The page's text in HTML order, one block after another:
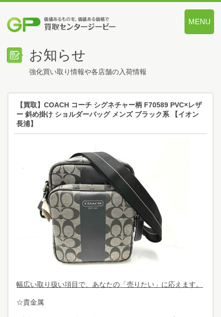
MENU
お知らせ
強化買い取り情報や各店舗の入荷情報
【買取】COACH コーチ シグネチャー柄 F70589 PVC×レザ
ー 斜め掛け ショルダーバッグ メンズ ブラック系 【イオン
長浦】
幅広い取り扱い項目で、あなたの「売りたい」に応えます。
☆貴金属